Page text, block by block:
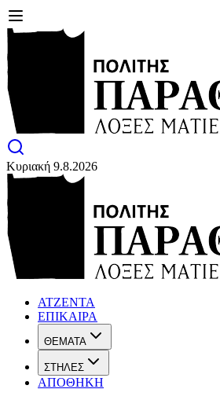
Κυριακή 9.8.2026
ΑΤΖΕΝΤΑ
ΕΠΙΚΑΙΡΑ
ΘΕΜΑΤΑ
ΣΤΗΛΕΣ
ΑΠΟΘΗΚΗ